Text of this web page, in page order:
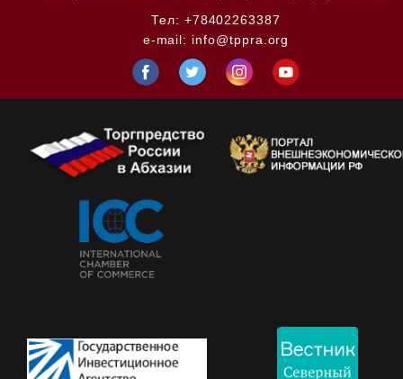
Тел: +78402263387
e-mail: info@tppra.org